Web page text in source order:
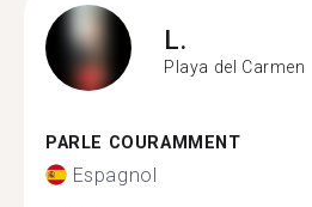
L.
Playa del Carmen
PARLE COURAMMENT
Espagnol